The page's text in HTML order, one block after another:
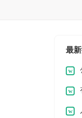
最
介绍
范文